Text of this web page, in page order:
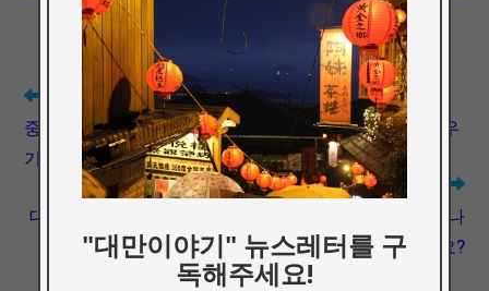
Read
articles
Previous Post
중국어 팟캐스트 추천: 바쁜 일상속에 틈틈이 중국어 배우
기
Next Post
대만 중국어책, 번체 중국어 교재 어디서 어떻게 구매하나
요?
"대만이야기" 뉴스레터를 구
독해주세요!